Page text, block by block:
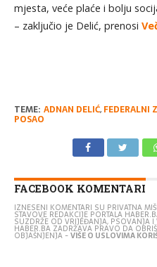
mjesta, veće plaće i bolju
– zaključio je Delić, prenosi
TEME: ADNAN DELIĆ, FEDERALNI
POSAO
FACEBOOK KOMENTARI
IZNESENI KOMENTARI SU PRIVATNA
STAVOVE REDAKCIJE PORTALA
SUZDRŽE OD VRIJEĐANJA, PSOVANJA
HABER.BA ZADRŽAVA PRAVO DA
OBJAŠNJENJA -VIŠE O USLOVIMA